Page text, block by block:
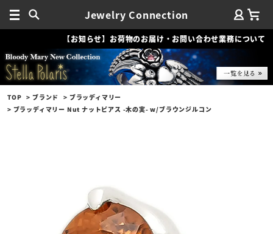
Jewelry Connection
【お知らせ】お荷物のお届け・お問い合わせ業務について
TOP ブランド
ブラッディマリー
ブラッディマリー Nut ナットピアス -木の実- w/ブラウンジルコン